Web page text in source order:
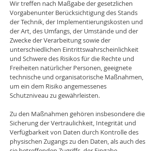
Wir treffen nach Maßgabe der gesetzlichen
Vorgabenunter Berücksichtigung des Stands
der Technik, der Implementierungskosten und
der Art, des Umfangs, der Umstände und der
Zwecke der Verarbeitung sowie der
unterschiedlichen Eintrittswahrscheinlichkeit
und Schwere des Risikos für die Rechte und
Freiheiten natürlicher Personen, geeignete
technische und organisatorische Maßnahmen,
um ein dem Risiko angemessenes
Schutzniveau zu gewährleisten.
Zu den Maßnahmen gehören insbesondere die
Sicherung der Vertraulichkeit, Integrität und
Verfügbarkeit von Daten durch Kontrolle des
physischen Zugangs zu den Daten, als auch des